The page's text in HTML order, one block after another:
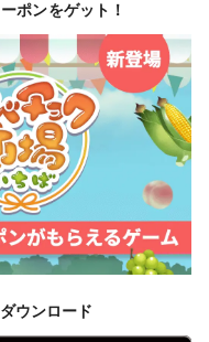
ポンをゲット！
ウンロード